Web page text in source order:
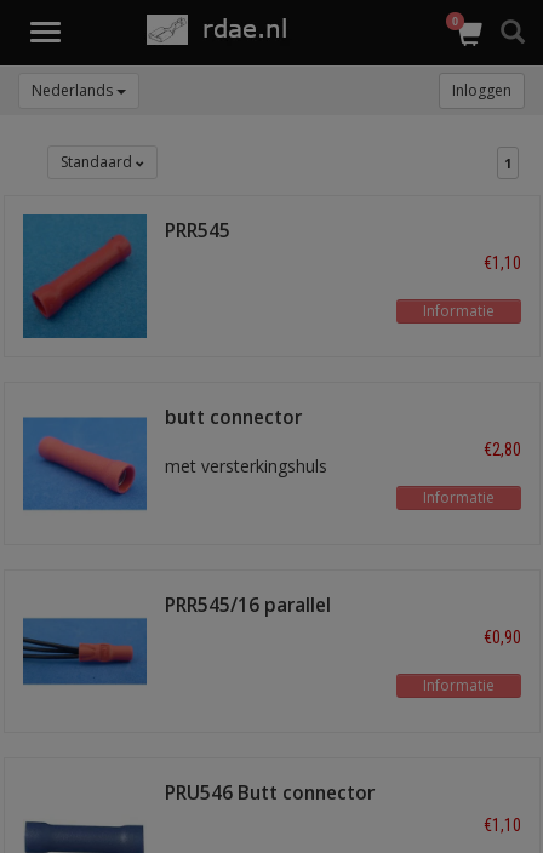
Toggle
0
Nederlands Inloggen
Standaard 1
PRR545
€1,10
Informatie
butt connector
met versterkingshuls
€2,80
Informatie
PRR545/16 parallel
€0,90
Informatie
PRU546 Butt connector
€1,10